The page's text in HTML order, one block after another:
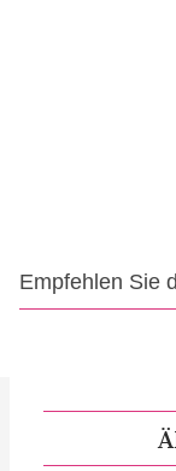
Empfehlen Sie